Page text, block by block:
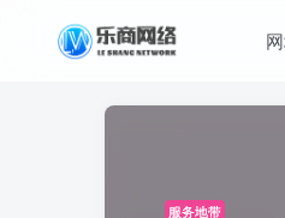
服务地带